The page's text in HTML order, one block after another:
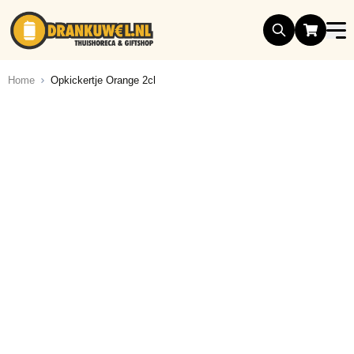
Ga naar de inhoud
Home Opkickertje Orange 2cl